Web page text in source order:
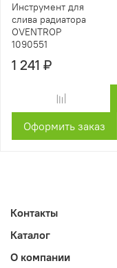
Инструмент для
слива радиатора
OVENTROP
1090551
1 241 ₽
Оформить заказ
Контакты
Каталог
О компании